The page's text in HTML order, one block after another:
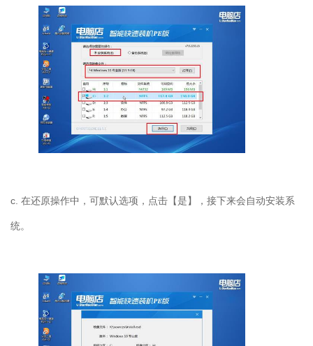
c. 在还原操作中，可默认选项，点击【是】，接下来会自动安装系
统。